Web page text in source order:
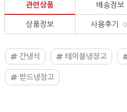
관련상품 배송정보
상품정보 사용후기 0
간냉식 테이블냉장고
받드냉장고